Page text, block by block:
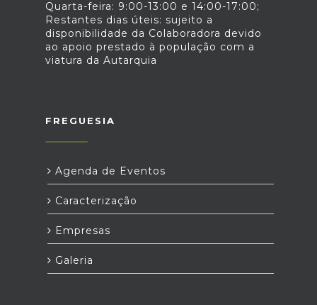
Quarta-feira: 9:00-13:00 e 14:00-17:00;
Restantes dias úteis: sujeito a
disponibilidade da Colaboradora devido
ao apoio prestado à população com a
viatura da Autarquia
FREGUESIA
Agenda de Eventos
Caracterização
Empresas
Galeria